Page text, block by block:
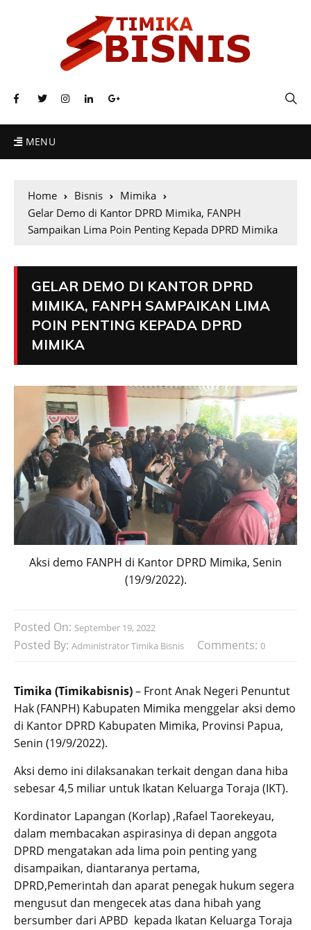
MENU
Home Bisnis
Mimika
Gelar Demo di Kantor DPRD Mimika, FANPH
Sampaikan Lima Poin Penting Kepada DPRD Mimika
GELAR DEMO DI KANTOR DPRD
MIMIKA, FANPH SAMPAIKAN LIMA
POIN PENTING KEPADA DPRD
MIMIKA
Aksi demo FANPH di Kantor DPRD Mimika, Senin
(19/9/2022).
Posted On: September 19, 2022
Posted By: Administrator Timika Bisnis Comments: 0
Timika (Timikabisnis)– Front Anak Negeri Penuntut
Hak (FANPH) Kabupaten Mimika menggelar aksi demo
di Kantor DPRD Kabupaten Mimika, Provinsi Papua,
Senin (19/9/2022).
Aksi demo ini dilaksanakan terkait dengan dana hiba
sebesar 4,5 miliar untuk Ikatan Keluarga Toraja (IKT).
Kordinator Lapangan (Korlap) ,Rafael Taorekeyau,
dalam membacakan aspirasinya di depan anggota
DPRD mengatakan ada lima poin penting yang
disampaikan, diantaranya pertama,
DPRD,Pemerintah dan aparat penegak hukum segera
mengusut dan mengecek atas dana hibah yang
bersumber dari APBD kepada Ikatan Keluarga Toraja